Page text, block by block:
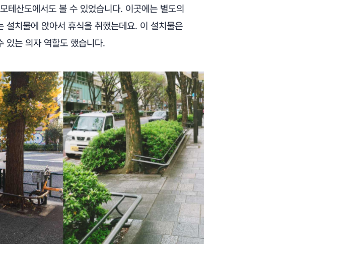
테산도에서도 볼 수 있었습니다. 이곳에는 별도의
설치물에 앉아서 휴식을 취했는데요. 이 설치물은
있는 의자 역할도 했습니다.